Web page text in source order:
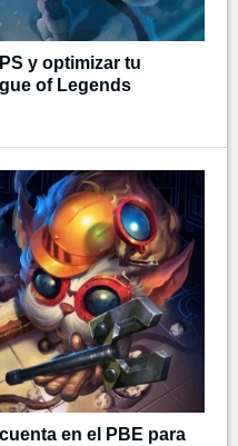
y optimizar tu
of Legends
en el PBE para